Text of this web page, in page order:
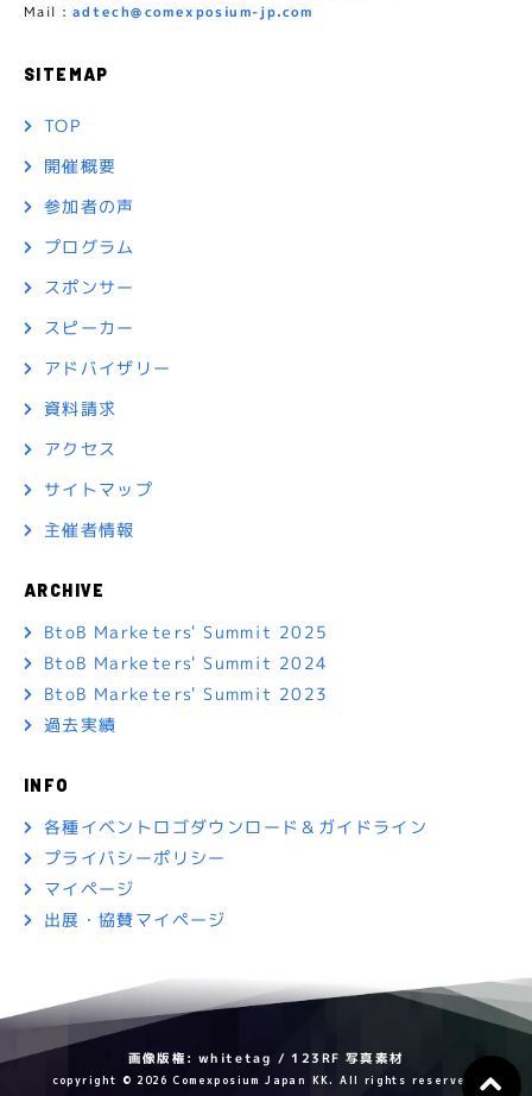
Mail : adtech@comexposium-jp.com
SITEMAP
TOP
開催概要
参加者の声
プログラム
スポンサー
スピーカー
アドバイザリー
資料請求
アクセス
サイトマップ
主催者情報
ARCHIVE
BtoB Marketers' Summit 2025
BtoB Marketers' Summit 2024
BtoB Marketers' Summit 2023
過去実績
INFO
各種イベントロゴダウンロード＆ガイドライン
プライバシーポリシー
マイページ
出展・協賛マイページ
画像版権: whitetag / 123RF 写真素材
copyright © 2026 Comexposium Japan KK. All rights reserved.